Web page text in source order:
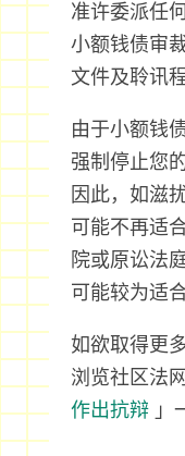
准许委派任
小额钱债审
文件及聆讯程
由于小额钱
强制停止您
因此，如滋
可能不再适
院或原讼法
可能较为适合
如欲取得更
浏览社区法
作出抗辩」